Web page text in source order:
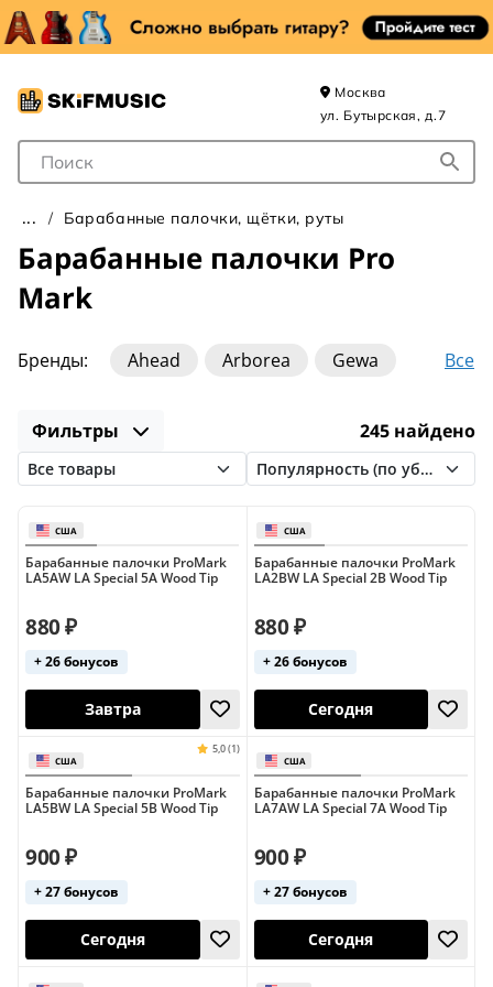
Поле для Поиска
Москва
ул. Бутырская, д.7
Барабанные палочки, щётки, руты
Барабанные палочки Pro
Mark
Бренды: Все
Ahead Arborea
Gewa
Leonty
Lutner
Pro Mark
Schlagwerk
Stagg Tama
VIGOR
Vater
Williams
keepdrum
не указан
Фильтры 245 найдено
Барабанные палочки ProMark
LA5AW LA Special 5A Wood Tip
880 ₽
+ 26 бонусов
Завтра
Барабанные палочки ProMark
LA2BW LA Special 2B Wood Tip
880 ₽
+ 26 бонусов
Сегодня
Барабанные палочки ProMark
LA5BW LA Special 5B Wood Tip
900 ₽
+ 27 бонусов
Барабанные палочки ProMark
LA7AW LA Special 7A Wood Tip
900 ₽
+ 27 бонусов